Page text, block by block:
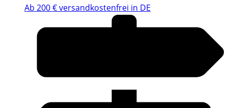
Ab 200 € versandkostenfrei in DE